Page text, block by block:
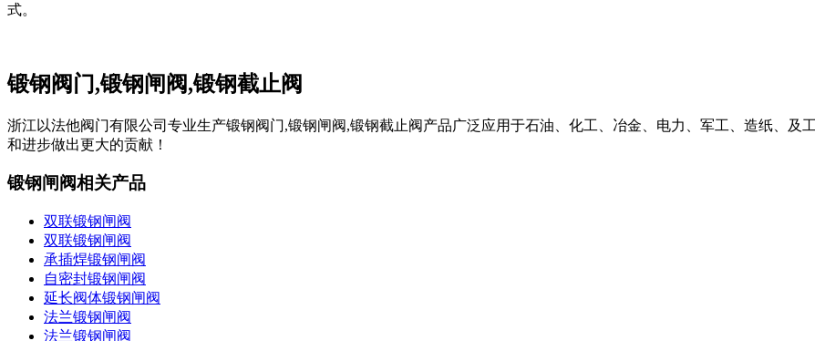
式。
锻钢阀门,锻钢闸阀,锻钢截止阀
浙江以法他阀门有限公司专业生产锻钢阀门,锻钢闸阀,锻钢截止阀产品广泛应用于石油、化工、冶金、电力、军工、造纸、及
和进步做出更大的贡献！
锻钢闸阀相关产品
双联锻钢闸阀
双联锻钢闸阀
承插焊锻钢闸阀
自密封锻钢闸阀
延长阀体锻钢闸阀
法兰锻钢闸阀
法兰锻钢闸阀